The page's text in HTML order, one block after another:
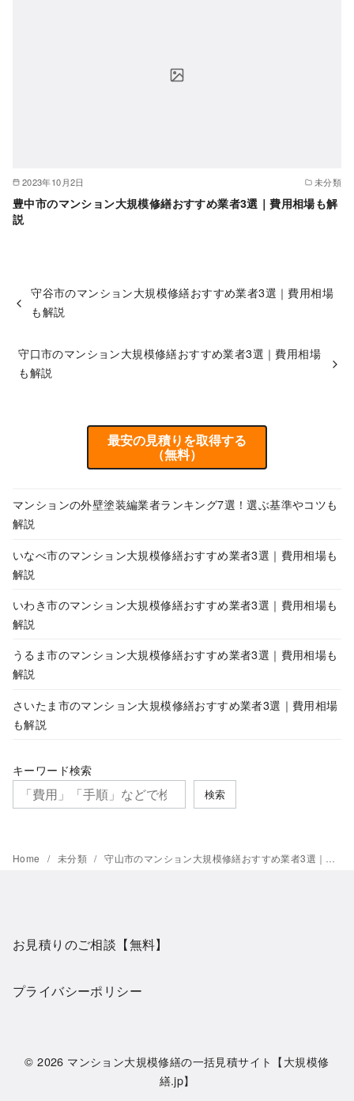
2023年10月2日 未分類
豊中市のマンション大規模修繕おすすめ業者3選｜費用相場も解
説
守谷市のマンション大規模修繕おすすめ業者3選｜費用相場
も解説
守口市のマンション大規模修繕おすすめ業者3選｜費用相場
も解説
最安の見積りを取得する
（無料）
マンションの外壁塗装編業者ランキング7選！選ぶ基準やコツも
解説
いなべ市のマンション大規模修繕おすすめ業者3選｜費用相場も
解説
いわき市のマンション大規模修繕おすすめ業者3選｜費用相場も
解説
うるま市のマンション大規模修繕おすすめ業者3選｜費用相場も
解説
さいたま市のマンション大規模修繕おすすめ業者3選｜費用相場
も解説
キーワード検索
検索
Home 未分類 守山市のマンション大規模修繕おすすめ業者3選｜費用相場も解説
お見積りのご相談【無料】
プライバシーポリシー
© 2026 マンション大規模修繕の一括見積サイト【大規模修
繕.jp】